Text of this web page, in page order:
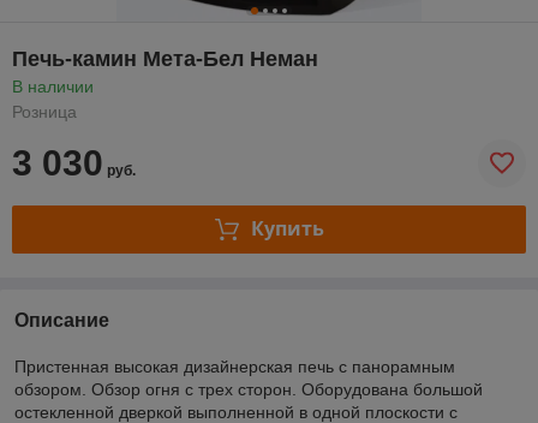
Печь-камин Мета-Бел Неман
В наличии
Розница
3 030 руб.
Купить
Описание
Пристенная высокая дизайнерская печь с панорамным
обзором. Обзор огня с трех сторон. Оборудована большой
остекленной дверкой выполненной в одной плоскости с